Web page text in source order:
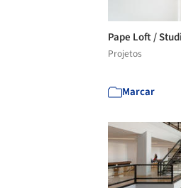
Pape Loft /
Projetos
Marcar